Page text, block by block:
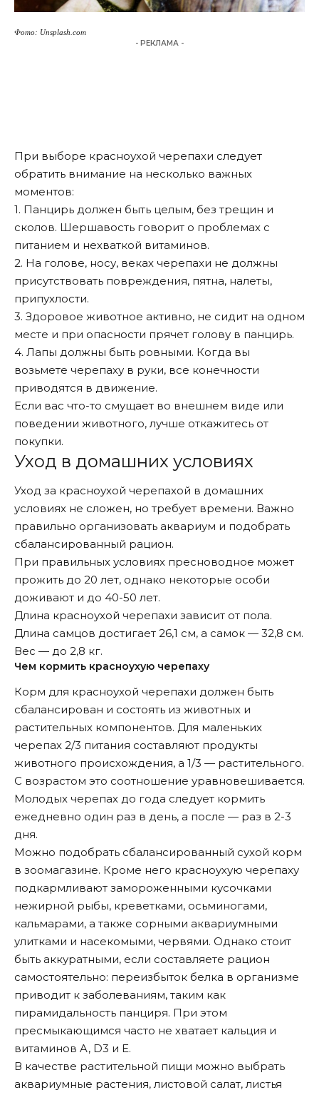
Фото: Unsplash.com
- РЕКЛАМА -
При выборе красноухой черепахи следует
обратить внимание на несколько важных
моментов:
1. Панцирь должен быть целым, без трещин и
сколов. Шершавость говорит о проблемах с
питанием и нехваткой витаминов.
2. На голове, носу, веках черепахи не должны
присутствовать повреждения, пятна, налеты,
припухлости.
3. Здоровое животное активно, не сидит на одном
месте и при опасности прячет голову в панцирь.
4. Лапы должны быть ровными. Когда вы
возьмете черепаху в руки, все конечности
приводятся в движение.
Если вас что-то смущает во внешнем виде или
поведении животного, лучше откажитесь от
покупки.
Уход в домашних условиях
Уход за красноухой черепахой в домашних
условиях не сложен, но требует времени. Важно
правильно организовать аквариум и подобрать
сбалансированный рацион.
При правильных условиях пресноводное может
прожить до 20 лет, однако некоторые особи
доживают и до 40-50 лет.
Длина красноухой черепахи зависит от пола.
Длина самцов достигает 26,1 см, а самок — 32,8 см.
Вес — до 2,8 кг.
Чем кормить красноухую черепаху
Корм для красноухой черепахи должен быть
сбалансирован и состоять из животных и
растительных компонентов. Для маленьких
черепах 2/3 питания составляют продукты
животного происхождения, а 1/3 — растительного.
С возрастом это соотношение уравновешивается.
Молодых черепах до года следует кормить
ежедневно один раз в день, а после — раз в 2-3
дня.
Можно подобрать сбалансированный сухой корм
в зоомагазине. Кроме него красноухую черепаху
подкармливают замороженными кусочками
нежирной рыбы, креветками, осьминогами,
кальмарами, а также сорными аквариумными
улитками и насекомыми, червями. Однако стоит
быть аккуратными, если составляете рацион
самостоятельно: переизбыток белка в организме
приводит к заболеваниям, таким как
пирамидальность панциря. При этом
пресмыкающимся часто не хватает кальция и
витаминов A, D3 и Е.
В качестве растительной пищи можно выбрать
аквариумные растения, листовой салат, листья